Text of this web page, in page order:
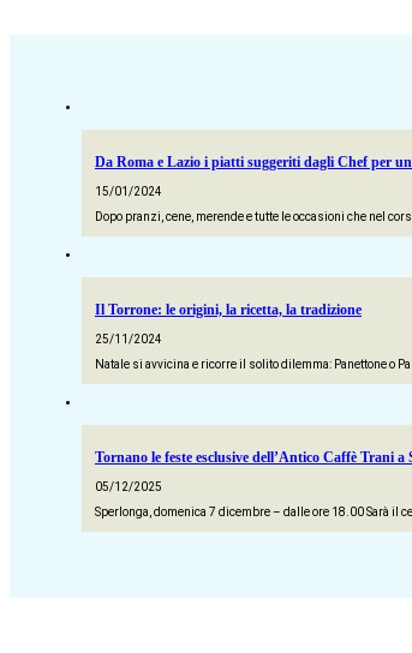
Da Roma e Lazio i piatti suggeriti dagli Chef per
15/01/2024
Dopo pranzi, cene, merende e tutte le occasioni che nel
Il Torrone: le origini, la ricetta, la tradizione
25/11/2024
Natale si avvicina e ricorre il solito dilemma: Panettone o
Tornano le feste esclusive dell’Antico Caffè Trani
05/12/2025
Sperlonga, domenica 7 dicembre – dalle ore 18.00 Sarà il